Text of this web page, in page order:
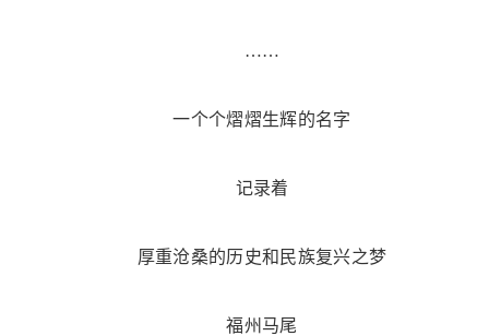
……
一个个熠熠生辉的名字
记录着
厚重沧桑的历史和民族复兴之梦
福州马尾